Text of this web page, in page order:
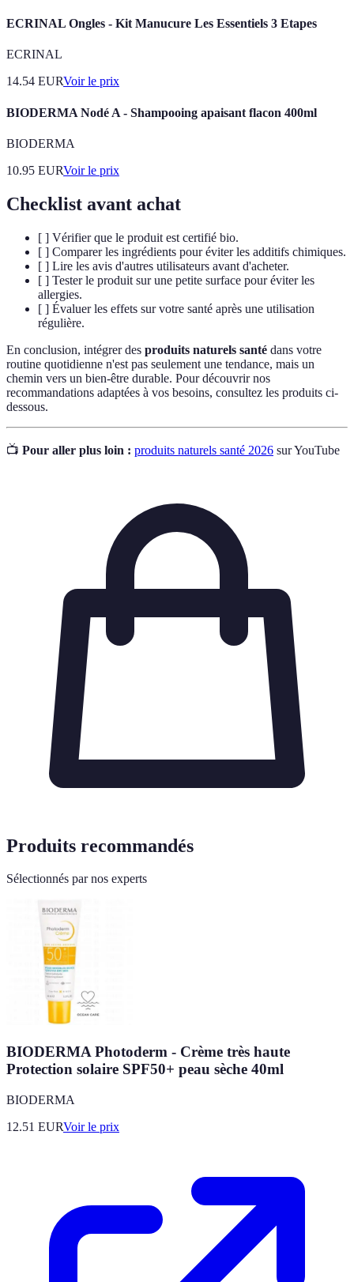
ECRINAL Ongles - Kit Manucure Les Essentiels 3 Etapes
ECRINAL
14.54 EURVoir le prix
BIODERMA Nodé A - Shampooing apaisant flacon 400ml
BIODERMA
10.95 EURVoir le prix
Checklist avant achat
[ ] Vérifier que le produit est certifié bio.
[ ] Comparer les ingrédients pour éviter les additifs chimiques.
[ ] Lire les avis d'autres utilisateurs avant d'acheter.
[ ] Tester le produit sur une petite surface pour éviter les
allergies.
[ ] Évaluer les effets sur votre santé après une utilisation
régulière.
En conclusion, intégrer des produits naturels santé dans votre
routine quotidienne n'est pas seulement une tendance, mais un
chemin vers un bien-être durable. Pour découvrir nos
recommandations adaptées à vos besoins, consultez les produits ci-
dessous.
📺 Pour aller plus loin : produits naturels santé 2026 sur YouTube
Produits recommandés
Sélectionnés par nos experts
BIODERMA Photoderm - Crème très haute
Protection solaire SPF50+ peau sèche 40ml
BIODERMA
12.51 EURVoir le prix